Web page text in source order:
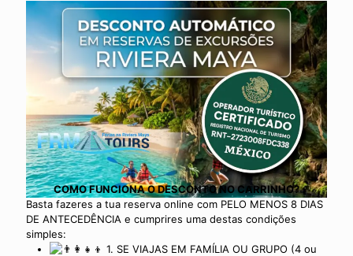
COMO FUNCIONA O DESCONTO NO CARRINHO?
Basta fazeres a tua reserva online com PELO MENOS 8 DIAS
DE ANTECEDÊNCIA e cumprires uma destas condições
simples:
1. SE VIAJAS EM FAMÍLIA OU GRUPO (4 ou